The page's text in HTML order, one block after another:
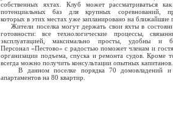
собственных яхтах. Клуб может рассматриваться
потенциальных баз для крупных соревнований,
которых в этих местах уже запланировано на ближайшие
Жители поселка могут держать свои яхты в
готовности: все технологические процессы,
эксплуатацией, максимально просты, удобны и
Персонал «Пестово» с радостью поможет членам и
организации подъема, спуска и ремонта судов. Кроме
всегда можно получить консультации опытных капитанов.
В данном поселке порядка 70 домовладений и
апартаментов на 80 квартир.